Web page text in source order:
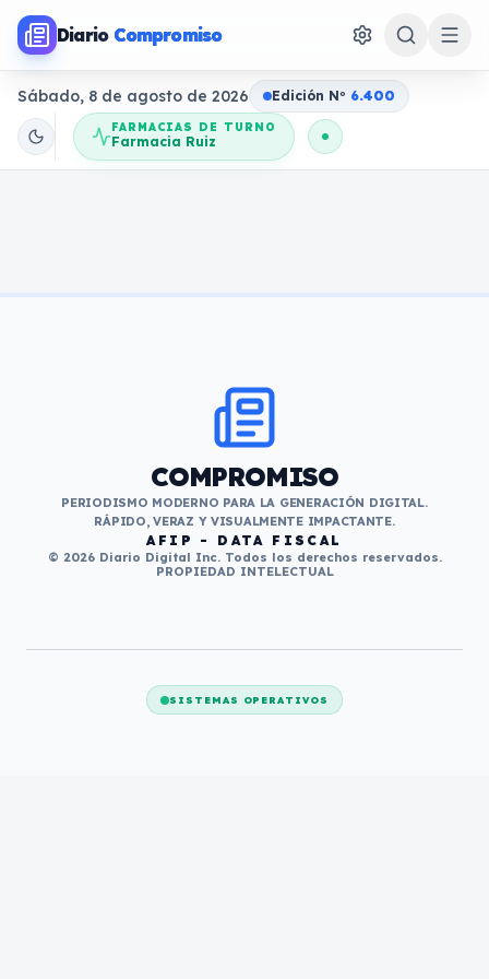
Diario Compromiso
Sábado, 8 de agosto de 2026 Edición No 6.400
FARMACIAS DE TURNO
Farmacia Ruiz
COMPROMISO
PERIODISMO MODERNO PARA LA GENERACIÓN DIGITAL.
RÁPIDO, VERAZ Y VISUALMENTE IMPACTANTE.
AFIP - DATA FISCAL
© 2026 Diario Digital Inc. Todos los derechos reservados.
PROPIEDAD INTELECTUAL
SISTEMAS OPERATIVOS